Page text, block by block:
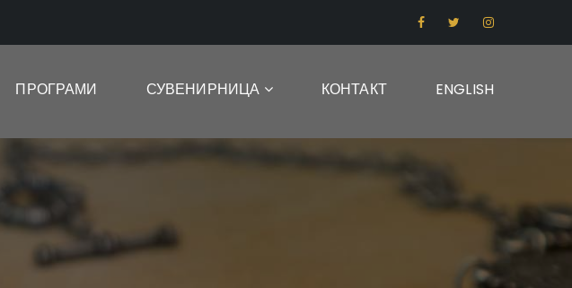
ПРОГРАМИ СУВЕНИРНИЦА КОНТАКТ ENGLISH